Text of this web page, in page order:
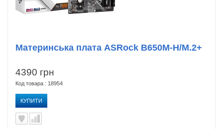
4390 грн
Код товара : 18954
КУПИТИ
Материнська плата ASRock B650M-H/M.2+